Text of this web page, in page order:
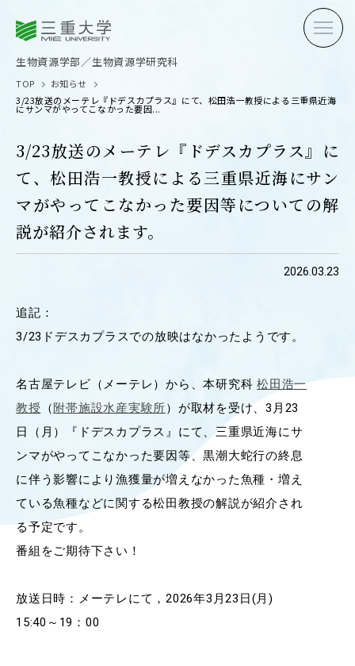
生物資源学部 生物資源学研究科
受験生の方へ 在学生
卒業生の方へ
OUR OPEN
学問探求セミナー
INTERVIEW
インタビュー
ABOUT
ACADEMICS
TOP
お知らせ
3/23放送のメーテレ『ドデスカプラス』にて、松田浩一教授による三重県近海
にサンマがやってこなかった要因...
3/23放送のメーテレ『ドデスカプラス』に
て、松田浩一教授による三重県近海にサン
マがやってこなかった要因等についての解
説が紹介されます。
2026.03.23
追記：
3/23ドデスカプラスでの放映はなかったようです。
名古屋テレビ（メーテレ）から、本研究科 松田浩一
教授 （附帯施設水産実験所）が取材を受け、3月23
日（月）『ドデスカプラス』にて、三重県近海にサ
ンマがやってこなかった要因等、黒潮大蛇行の終息
に伴う影響により漁獲量が増えなかった魚種・増え
ている魚種などに関する松田教授の解説が紹介され
る予定です。
番組をご期待下さい！
放送日時：メーテレにて，2026年3月23日(月)
15:40～19：00